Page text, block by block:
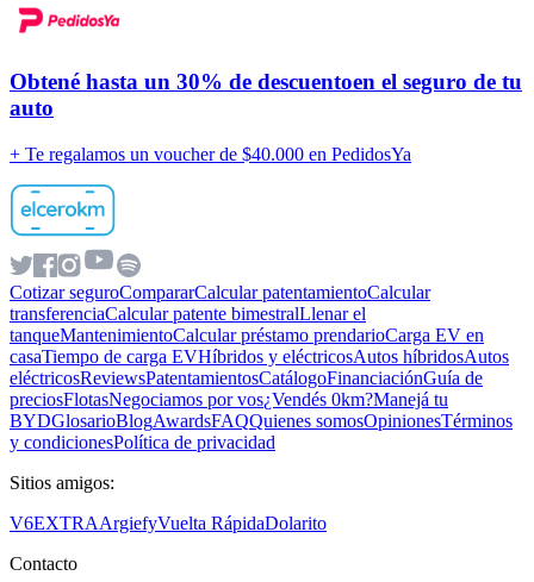
Obtené hasta un 30% de descuentoen el seguro de tu
auto
+ Te regalamos un voucher de $40.000 en PedidosYa
Cotizar seguroCompararCalcular patentamientoCalcular
transferenciaCalcular patente bimestralLlenar el
tanqueMantenimientoCalcular préstamo prendarioCarga EV en
casaTiempo de carga EVHíbridos y eléctricosAutos híbridosAutos
eléctricosReviewsPatentamientosCatálogoFinanciaciónGuía de
preciosFlotasNegociamos por vos¿Vendés 0km?Manejá tu
BYDGlosarioBlogAwardsFAQQuienes somosOpinionesTérminos
y condicionesPolítica de privacidad
Sitios amigos:
V6EXTRAArgiefyVuelta RápidaDolarito
Contacto